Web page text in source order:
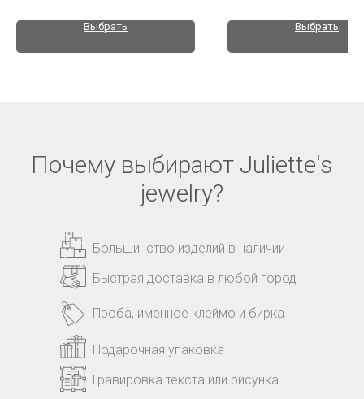
Выбрать Выбрать
Почему выбирают Juliette's
jewelry?
Большинство изделий в наличии
Быстрая доставка в любой город
Подарочная упаковка
Гравировка текста или рисунка
Проба, именное клеймо и бирка